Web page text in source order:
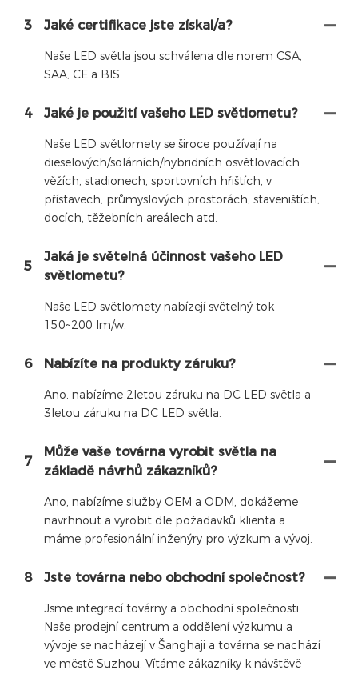
3 Jaké certifikace jste získal/a?
Naše LED světla jsou schválena dle norem CSA,
SAA, CE a BIS.
4 Jaké je použití vašeho LED světlometu?
Naše LED světlomety se široce používají na
dieselových/solárních/hybridních osvětlovacích
věžích, stadionech, sportovních hřištích, v
přístavech, průmyslových prostorách, staveništích,
docích, těžebních areálech atd.
5
Jaká je světelná účinnost vašeho LED
světlometu?
Naše LED světlomety nabízejí světelný tok
150~200 lm/w.
6 Nabízíte na produkty záruku?
Ano, nabízíme 2letou záruku na DC LED světla a
3letou záruku na DC LED světla.
7
Může vaše továrna vyrobit světla na
základě návrhů zákazníků?
Ano, nabízíme služby OEM a ODM, dokážeme
navrhnout a vyrobit dle požadavků klienta a
máme profesionální inženýry pro výzkum a vývoj.
8 Jste továrna nebo obchodní společnost?
Jsme integrací továrny a obchodní společnosti.
Naše prodejní centrum a oddělení výzkumu a
vývoje se nacházejí v Šanghaji a továrna se nachází
ve městě Suzhou. Vítáme zákazníky k návštěvě